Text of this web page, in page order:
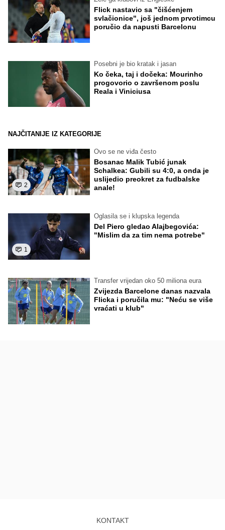
Flick nastavio sa "čišćenjem
svlačionice", još jednom prvotimcu
poručio da napusti Barcelonu
Posebni je bio kratak i jasan
Ko čeka, taj i dočeka: Mourinho
progovorio o završenom poslu
Reala i Viniciusa
NAJČITANIJE IZ KATEGORIJE
2
Ovo se ne viđa često
Bosanac Malik Tubić junak
Schalkea: Gubili su 4:0, a onda je
uslijedio preokret za fudbalske
anale!
1
Oglasila se i klupska legenda
Del Piero gledao Alajbegovića:
"Mislim da za tim nema potrebe"
Transfer vrijedan oko 50 miliona eura
Zvijezda Barcelone danas nazvala
Flicka i poručila mu: "Neću se više
vraćati u klub"
KONTAKT